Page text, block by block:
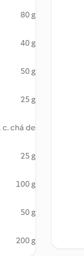
80 g
40 g
50 g
25 g
c. chá de
25 g
100 g
50 g
200 g